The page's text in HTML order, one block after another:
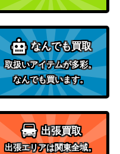
なんでも買取
取扱いアイテムが多彩。
なんでも買います。
出張買取
出張エリアは関東全域。